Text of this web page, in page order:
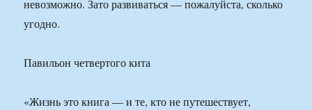
невозможно. Зато развиваться — пожалуйста, сколько
угодно.
Павильон четвертого кита
«Жизнь это книга — и те, кто не путешествует,